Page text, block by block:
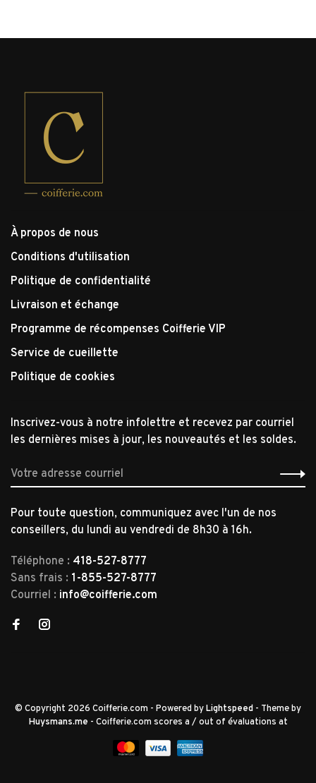
À propos de nous
Conditions d'utilisation
Politique de confidentialité
Livraison et échange
Programme de récompenses Coifferie VIP
Service de cueillette
Politique de cookies
Inscrivez-vous à notre infolettre et recevez par courriel
les dernières mises à jour, les nouveautés et les soldes.
Pour toute question, communiquez avec l'un de nos
conseillers, du lundi au vendredi de 8h30 à 16h.
Téléphone : 418-527-8777
Sans frais : 1-855-527-8777
Courriel : info@coifferie.com
© Copyright 2026 Coifferie.com - Powered byLightspeed - Theme by
Huysmans.me - Coifferie.com scores a / out of évaluations at